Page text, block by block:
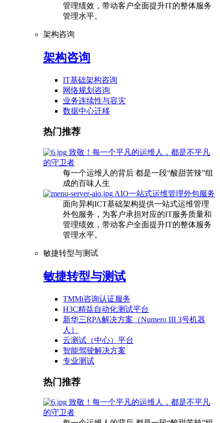
管理绩效，带动客户全面提升IT的整体服务
管理水平。
架构咨询
架构咨询
IT基础架构咨询
网络规划咨询
业务连续性与容灾
数据中心迁移
热门推荐
致敬！每一个平凡的运维人，都是不平凡
的守卫者
每一个运维人的背后 都是一段“酸甜苦辣”组
成的百味人生
AIO一站式运维管理外包服务
面向异构ICT基础架构提供一站式运维管理
外包服务，为客户承担对应的IT服务质量和
管理绩效，带动客户全面提升IT的整体服务
管理水平。
敏捷转型与测试
敏捷转型与测试
TMMi咨询认证服务
H3C精益自动化测试平台
新华三RPA解决方案（Numero III 3号机器
人）
云测试（中心）平台
智能驾驶解决方案
专业测试
热门推荐
致敬！每一个平凡的运维人，都是不平凡
的守卫者